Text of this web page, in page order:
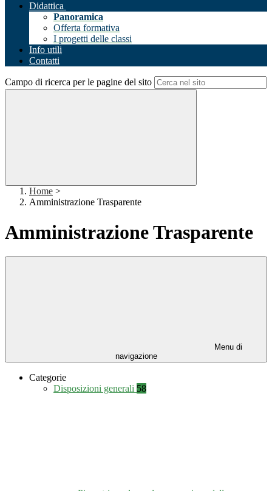
Didattica
Panoramica
Offerta formativa
I progetti delle classi
Info utili
Contatti
Campo di ricerca per le pagine del sito
Home >
Amministrazione Trasparente
Amministrazione Trasparente
Menu di
navigazione
Categorie
Disposizioni generali 58